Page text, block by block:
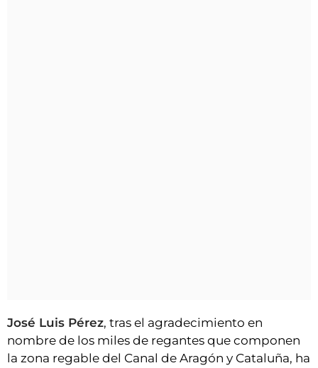
José Luis Pérez, tras el agradecimiento en
nombre de los miles de regantes que componen
la zona regable del Canal de Aragón y Cataluña, ha